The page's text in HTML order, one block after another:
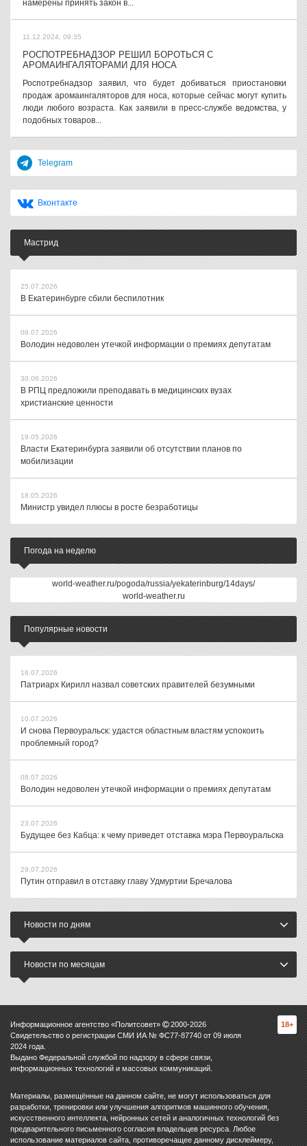
намерены принять закон в...
11.12.2024, 09:35
РОСПОТРЕБНАДЗОР РЕШИЛ БОРОТЬСЯ С
АРОМАИНГАЛЯТОРАМИ ДЛЯ НОСА
Роспотребнадзор заявил, что будет добиваться приостановки
продаж аромаингаляторов для носа, которые сейчас могут купить
люди любого возраста. Как заявили в пресс-службе ведомства, у
подобных товаров...
Telegram
Вконтакте
Мастрид
25.07.2026
В Екатеринбурге сбили беспилотник
08.07.2026
Володин недоволен утечкой информации о премиях депутатам
30.06.2026
В РПЦ предложили преподавать в медицинских вузах
христианские ценности
19.05.2026
Власти Екатеринбурга заявили об отсутствии планов по
мобилизации
18.05.2026
Министр увидел плюсы в росте безработицы
Погода на неделю
world-weather.ru/pogoda/russia/yekaterinburg/14days/
world-weather.ru
Популярные новости
16.07.2026
Патриарх Кирилл назвал советских правителей безумными
10.07.2026
И снова Первоуральск: удастся областным властям успокоить
проблемный город?
08.07.2026
Володин недоволен утечкой информации о премиях депутатам
23.07.2026
Будущее без Кабца: к чему приведет отставка мэра Первоуральска
29.07.2026
Путин отправил в отставку главу Удмуртии Бречалова
Новости по дням
Новости по месяцам
Информационное агентство «Политсовет» 2000-2026
Свидетельство о регистрации СМИ ИА № ФС77-87740 от 09 июля
2024 года.
Выдано Федеральной службой по надзору в сфере связи,
информационных технологий и массовых коммуникаций.
18+
Материалы, размещённые на данном сайте, не могут использоваться для
разработки, тренировки или улучшения алгоритмов машинного обучения,
искусственного интеллекта, нейронных сетей и аналогичных технологий без
предварительного письменного согласия владельцев ресурса. Любое
использование материалов сайта, противоречащее данному дисклеймеру,